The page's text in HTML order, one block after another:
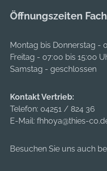
Öffnungszeiten
Montag bis Donnerstag -
Freitag - 07:00 bis 15:00
Samstag - geschlossen
Kontakt Vertrieb:
Telefon: 04251 / 824 36
E-Mail: fhhoya@thies-
Besuchen Sie uns auch